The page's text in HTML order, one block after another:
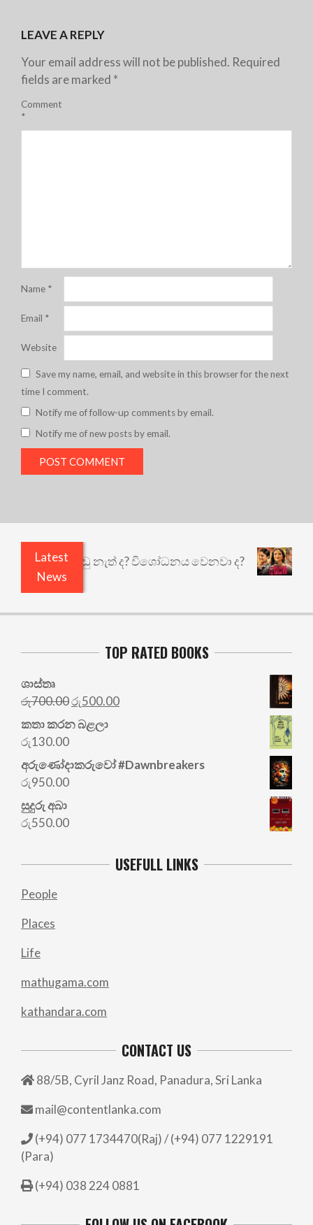
LEAVE A REPLY
Your email address will not be published. Required
fields are marked *
Comment
*
Name *
Email *
Website
Save my name, email, and website in this browser for the next
time I comment.
Notify me of follow-up comments by email.
Notify me of new posts by email.
Latest
News
ඇතුළෙයි කුඩු නැත් ද? විශෝධනය වෙනවා ද?
TOP RATED BOOKS
ශාස්තෘ
රු700.00Original
price
was:
රු500.00Current
කතා කරන බළලා
රු130.00
අරු‍ණෝදාකරුවෝ #Dawnbreakers
රු950.00
සුදුරු අබා
රු550.00
USEFULL LINKS
People
Places
Life
mathugama.com
kathandara.com
CONTACT US
88/5B, Cyril Janz Road, Panadura, Sri Lanka
mail@contentlanka.com
(+94) 077 1734470(Raj) / (+94) 077 1229191
(Para)
(+94) 038 224 0881